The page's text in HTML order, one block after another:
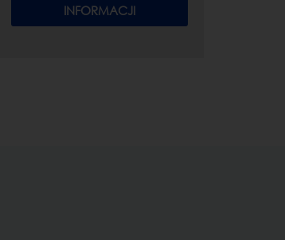
INFORMACJI